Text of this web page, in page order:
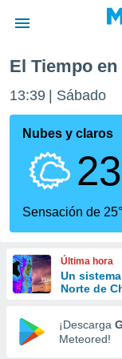
de
por
que se
calidad.
a este
las
y
forma
digital
basada
El Tiempo
13:39 Sábado
Nubes y claros
Sensación de 25°
Última hora
Un
Norte de
¡Descarga
Meteored!